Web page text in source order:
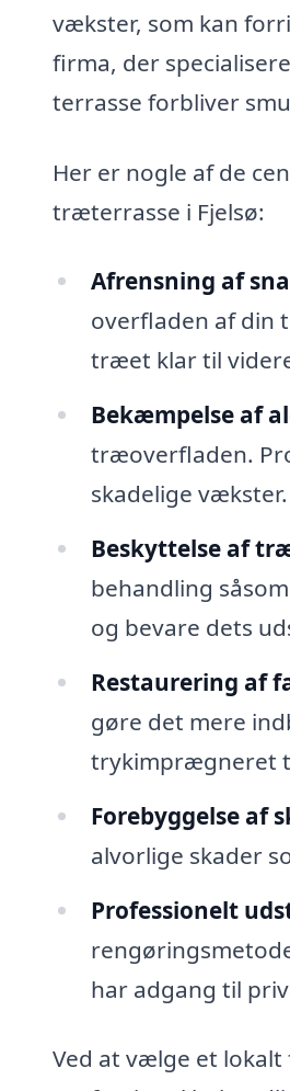
vækster, som kan
firma, der
terrasse forbliver
Her er nogle af de
træterrasse i Fjelsø:
Afrensning af
overfladen af din
træet klar til
Bekæmpelse af
træoverfladen.
skadelige vækster.
Beskyttelse af
behandling
og bevare dets
Restaurering af
gøre det mere
trykimprægneret
Forebyggelse af
alvorlige skader
Professionelt
har adgang til
Ved at vælge et